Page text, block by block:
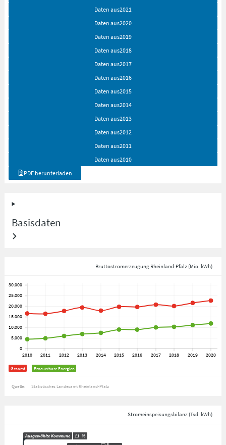
Daten aus2021
Daten aus2020
Daten aus2019
Daten aus2018
Daten aus2017
Daten aus2016
Daten aus2015
Daten aus2014
Daten aus2013
Daten aus2012
Daten aus2011
Daten aus2010
PDF herunterladen
Basisdaten
Bruttostromerzeugung Rheinland-Pfalz (Mio. kWh)
Gesamt Erneuerbare Energien
Quelle: Statistisches Landesamt Rheinland-Pfalz
Stromeinspeisungsbilanz (Tsd. kWh)
Ausgewählte Kommune 11 %